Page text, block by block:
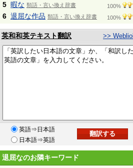
5 暇な 類語・言い換え辞書 100%
6 退屈な作品 類語・言い換え辞書 100%
英和和英テキスト翻訳 >>
英語⇒日本語
日本語⇒英語
退屈なのお隣キーワード